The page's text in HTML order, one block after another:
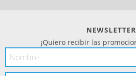
NEWSLETTER
¡Quiero recibir las